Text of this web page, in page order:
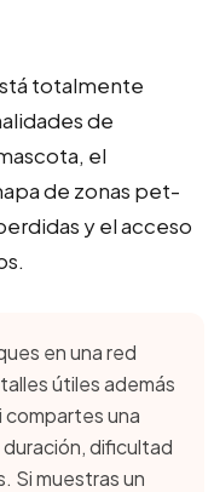
totalmente
de
el
de zonas pet-
y el acceso
en una red
útiles además
una
dificultad
Si muestras un